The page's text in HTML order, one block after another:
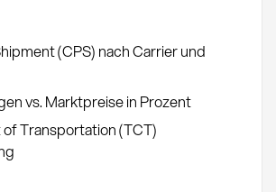
(CPS) nach Carrier und
vs. Marktpreise in Prozent
Transportation (TCT)